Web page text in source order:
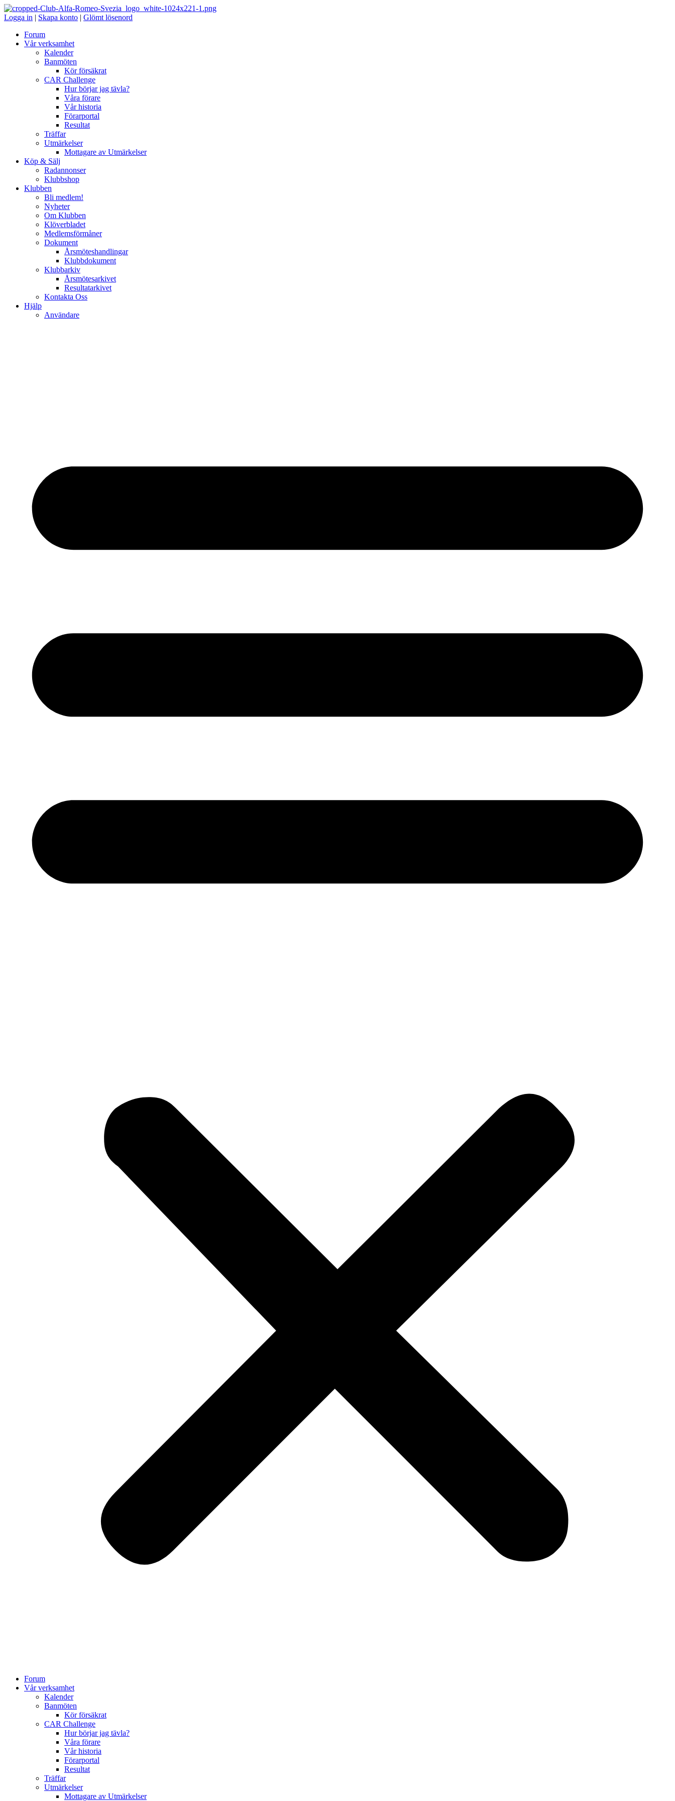
Logga in | Skapa konto | Glömt lösenord
Forum
Vår verksamhet
Kalender
Banmöten
Kör försäkrat
CAR Challenge
Hur börjar jag tävla?
Våra förare
Vår historia
Förarportal
Resultat
Träffar
Utmärkelser
Mottagare av Utmärkelser
Köp & Sälj
Radannonser
Klubbshop
Klubben
Bli medlem!
Nyheter
Om Klubben
Klöverbladet
Medlemsförmåner
Dokument
Årsmöteshandlingar
Klubbdokument
Klubbarkiv
Årsmötesarkivet
Resultatarkivet
Kontakta Oss
Hjälp
Användare
Forum
Vår verksamhet
Kalender
Banmöten
Kör försäkrat
CAR Challenge
Hur börjar jag tävla?
Våra förare
Vår historia
Förarportal
Resultat
Träffar
Utmärkelser
Mottagare av Utmärkelser